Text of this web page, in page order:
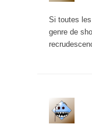
Si toutes
genre de